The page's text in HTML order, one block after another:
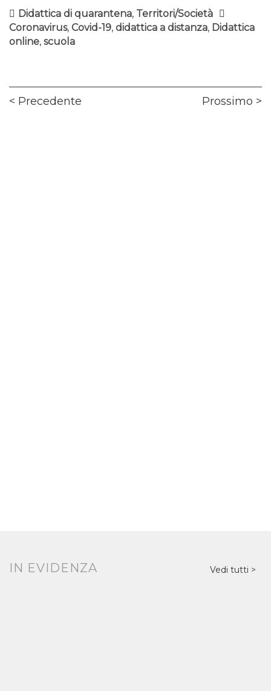
Didattica di quarantena, Territori/Società
Coronavirus, Covid-19, didattica a distanza, Didattica
online, scuola
Navigazione
Precedente Prossimo
IN EVIDENZA Vedi tutti